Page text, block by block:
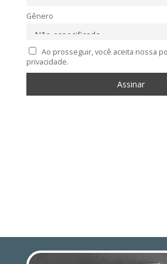
Gênero
Ao prosseguir, você aceita nossa
privacidade.